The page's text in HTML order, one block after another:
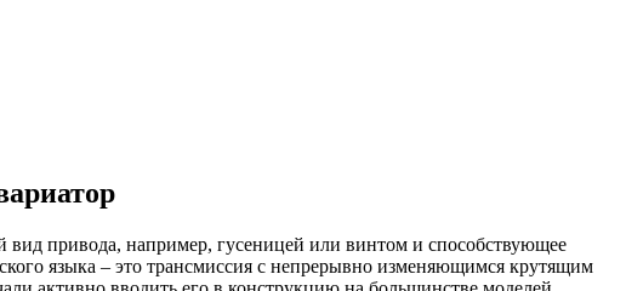
вид привода, например, гусеницей или винтом и способствующее
языка – это трансмиссия с непрерывно изменяющимся крутящим